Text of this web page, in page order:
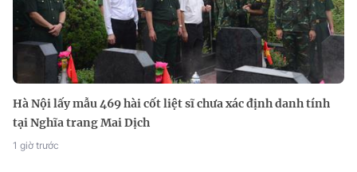
Hà Nội lấy mẫu 469 hài cốt liệt sĩ chưa xác định danh tính
tại Nghĩa trang Mai Dịch
1 giờ trước